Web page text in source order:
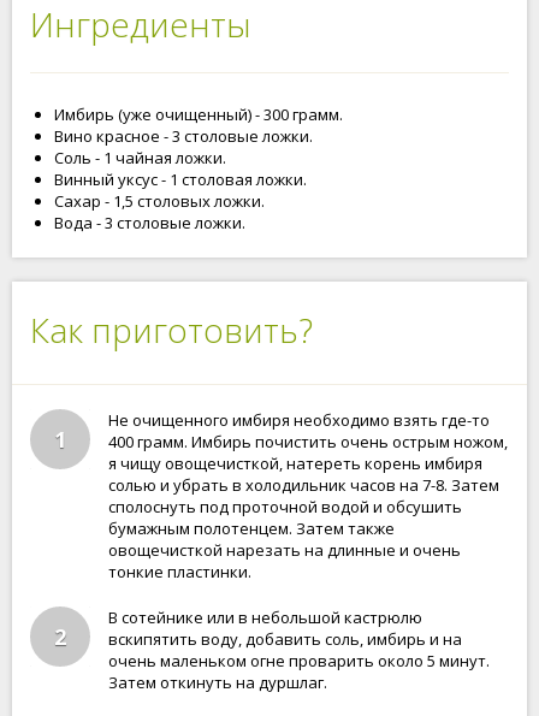
Ингредиенты
Имбирь (уже очищенный) - 300 грамм.
Вино красное - 3 столовые ложки.
Соль - 1 чайная ложки.
Винный уксус - 1 столовая ложки.
Сахар - 1,5 столовых ложки.
Вода - 3 столовые ложки.
Как приготовить?
1
Не очищенного имбиря необходимо взять где-то
400 грамм. Имбирь почистить очень острым ножом,
я чищу овощечисткой, натереть корень имбиря
солью и убрать в холодильник часов на 7-8. Затем
сполоснуть под проточной водой и обсушить
бумажным полотенцем. Затем также
овощечисткой нарезать на длинные и очень
тонкие пластинки.
2
В сотейнике или в небольшой кастрюлю
вскипятить воду, добавить соль, имбирь и на
очень маленьком огне проварить около 5 минут.
Затем откинуть на дуршлаг.